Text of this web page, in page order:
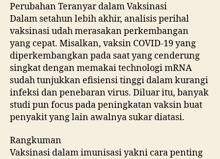
Perubahan Teranyar dalam Vaksinasi
Dalam setahun lebih akhir, analisis perihal
vaksinasi udah merasakan perkembangan
yang cepat. Misalkan, vaksin COVID-19 yang
diperkembangkan pada saat yang cenderung
singkat dengan memakai technologi mRNA
sudah tunjukkan efisiensi tinggi dalam kurangi
infeksi dan penebaran virus. Diluar itu, banyak
studi pun focus pada peningkatan vaksin buat
penyakit yang lain awalnya sukar diatasi.
Rangkuman
Vaksinasi dalam imunisasi yakni cara penting